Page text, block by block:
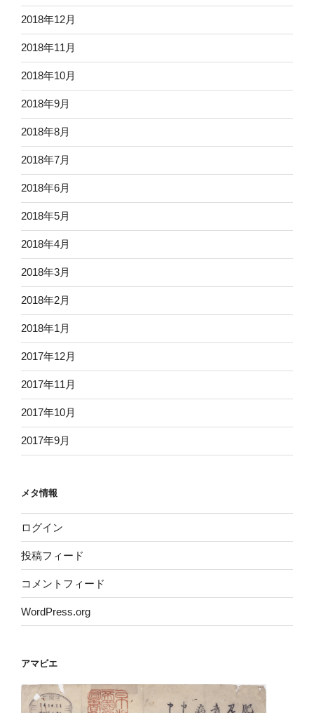
2018年12月
2018年11月
2018年10月
2018年9月
2018年8月
2018年7月
2018年6月
2018年5月
2018年4月
2018年3月
2018年2月
2018年1月
2017年12月
2017年11月
2017年10月
2017年9月
メタ情報
ログイン
投稿フィード
コメントフィード
WordPress.org
アマビエ